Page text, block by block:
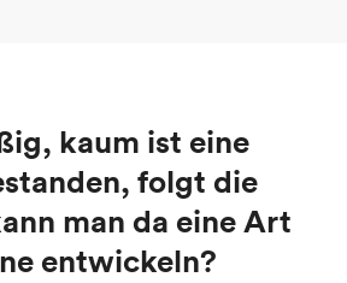
kaum ist eine
folgt die
man da eine Art
entwickeln?